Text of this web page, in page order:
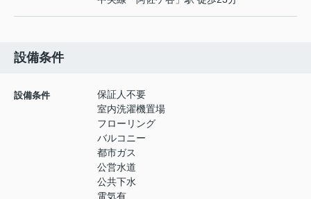
設備条件
設備条件
保証人不要
室内洗濯機置場
フローリング
バルコニー
都市ガス
公営水道
公共下水
電気有